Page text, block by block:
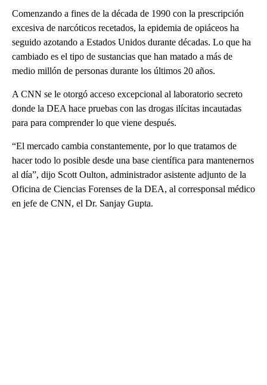
Comenzando a fines de la década de 1990 con la prescripción
excesiva de narcóticos recetados, la epidemia de opiáceos ha
seguido azotando a Estados Unidos durante décadas. Lo que ha
cambiado es el tipo de sustancias que han matado a más de
medio millón de personas durante los últimos 20 años.
A CNN se le otorgó acceso excepcional al laboratorio secreto
donde la DEA hace pruebas con las drogas ilícitas incautadas
para para comprender lo que viene después.
“El mercado cambia constantemente, por lo que tratamos de
hacer todo lo posible desde una base científica para mantenernos
al día”, dijo Scott Oulton, administrador asistente adjunto de la
Oficina de Ciencias Forenses de la DEA, al corresponsal médico
en jefe de CNN, el Dr. Sanjay Gupta.